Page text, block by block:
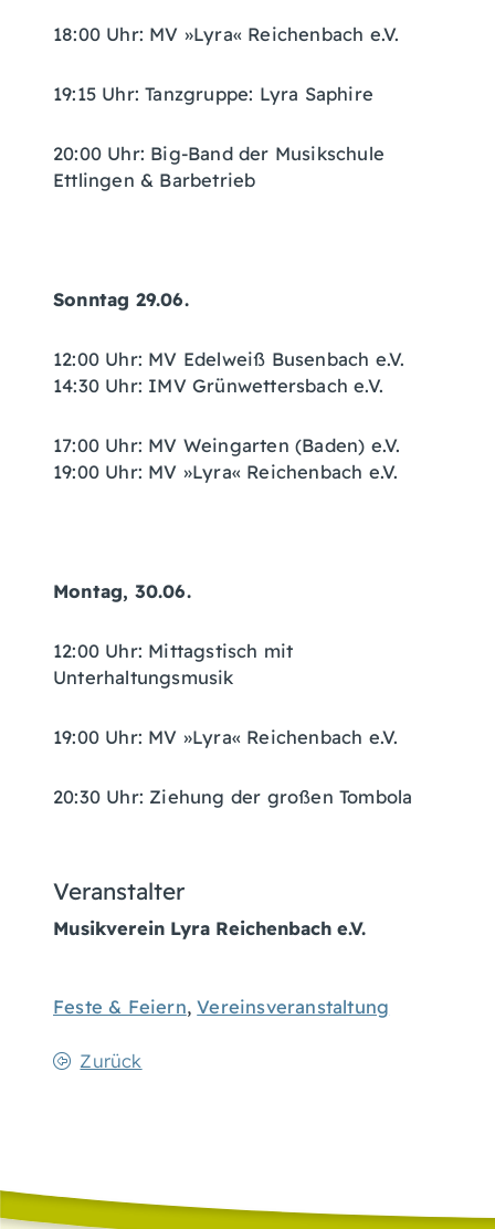
18:00 Uhr: MV »Lyra« Reichenbach e.V.
19:15 Uhr: Tanzgruppe: Lyra Saphire
20:00 Uhr: Big-Band der Musikschule
Ettlingen & Barbetrieb
Sonntag 29.06.
12:00 Uhr: MV Edelweiß Busenbach e.V.
14:30 Uhr: IMV Grünwettersbach e.V.
17:00 Uhr: MV Weingarten (Baden) e.V.
19:00 Uhr: MV »Lyra« Reichenbach e.V.
Montag, 30.06.
12:00 Uhr: Mittagstisch mit
Unterhaltungsmusik
19:00 Uhr: MV »Lyra« Reichenbach e.V.
20:30 Uhr: Ziehung der großen Tombola
Veranstalter
Musikverein Lyra Reichenbach e.V.
Feste & Feiern,Vereinsveranstaltung
Zurück